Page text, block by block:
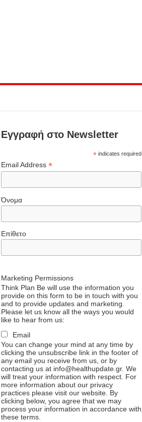
Εγγραφή στο Newsletter
*indicates required
Email Address *
Όνομα
Επίθετο
Marketing Permissions
Think Plan Be will use the information you
provide on this form to be in touch with you
and to provide updates and marketing.
Please let us know all the ways you would
like to hear from us:
Email
You can change your mind at any time by
clicking the unsubscribe link in the footer of
any email you receive from us, or by
contacting us at info@healthupdate.gr. We
will treat your information with respect. For
more information about our privacy
practices please visit our website. By
clicking below, you agree that we may
process your information in accordance with
these terms.